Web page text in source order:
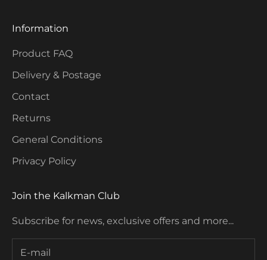
Information
Product FAQ
Delivery & Postage
Contact
Returns
General Conditions
Privacy Policy
Join the Kalkman Club
Subscribe for news, exclusive offers and more...